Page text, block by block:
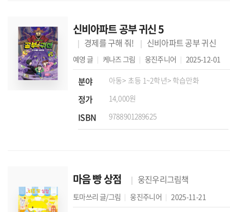
신비아파트 공부 귀신 5
경제를 구해 줘! 신비아파트 공부 귀신
예영 글 케나즈그림 웅진주니어 2025-12-01
분야 아동> 초등 1~2학년> 학습만화
정가 14,000원
ISBN 9788901289625
마음 빵 상점 웅진우리그림책
토마쓰리 글/그림 웅진주니어 2025-11-21